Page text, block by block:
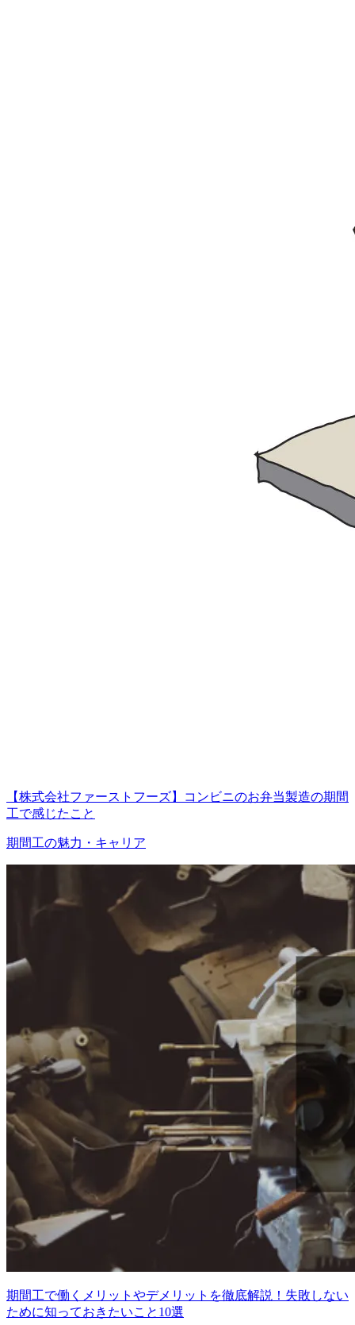
【株式会社ファーストフーズ】コンビニのお弁当製造の期間
工で感じたこと
期間工の魅力・キャリア
期間工で働くメリットやデメリットを徹底解説！失敗しない
ために知っておきたいこと10選